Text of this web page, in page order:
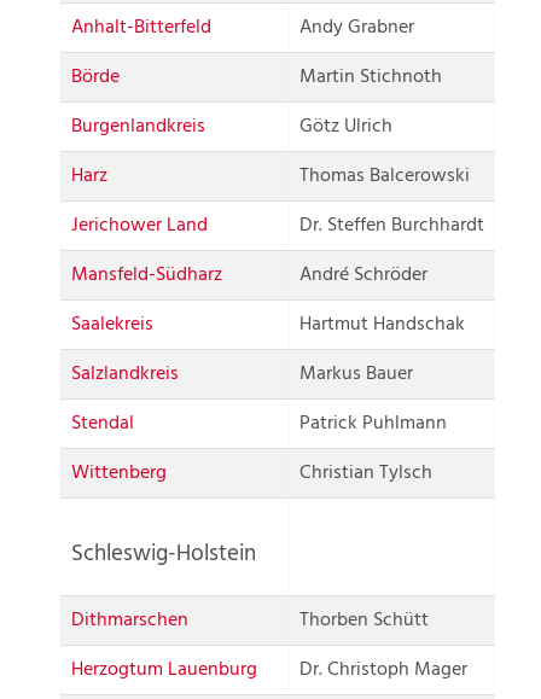
Anhalt-Bitterfeld
Andy Grabner
Börde
Martin Stichnoth
Burgenlandkreis
Götz Ulrich
Harz
Thomas Balcerowski
Jerichower Land
Dr. Steffen Burchhardt
Mansfeld-Südharz
André Schröder
Saalekreis
Hartmut Handschak
Salzlandkreis
Markus Bauer
Stendal
Patrick Puhlmann
Wittenberg
Christian Tylsch
Schleswig-Holstein
Dithmarschen
Thorben Schütt
Herzogtum Lauenburg
Dr. Christoph Mager